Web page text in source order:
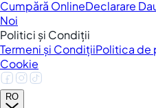
Cumpără OnlineDeclarare
Noi
Politici și Condiții
Termeni și CondițiiPolitica de
Cookie
RO